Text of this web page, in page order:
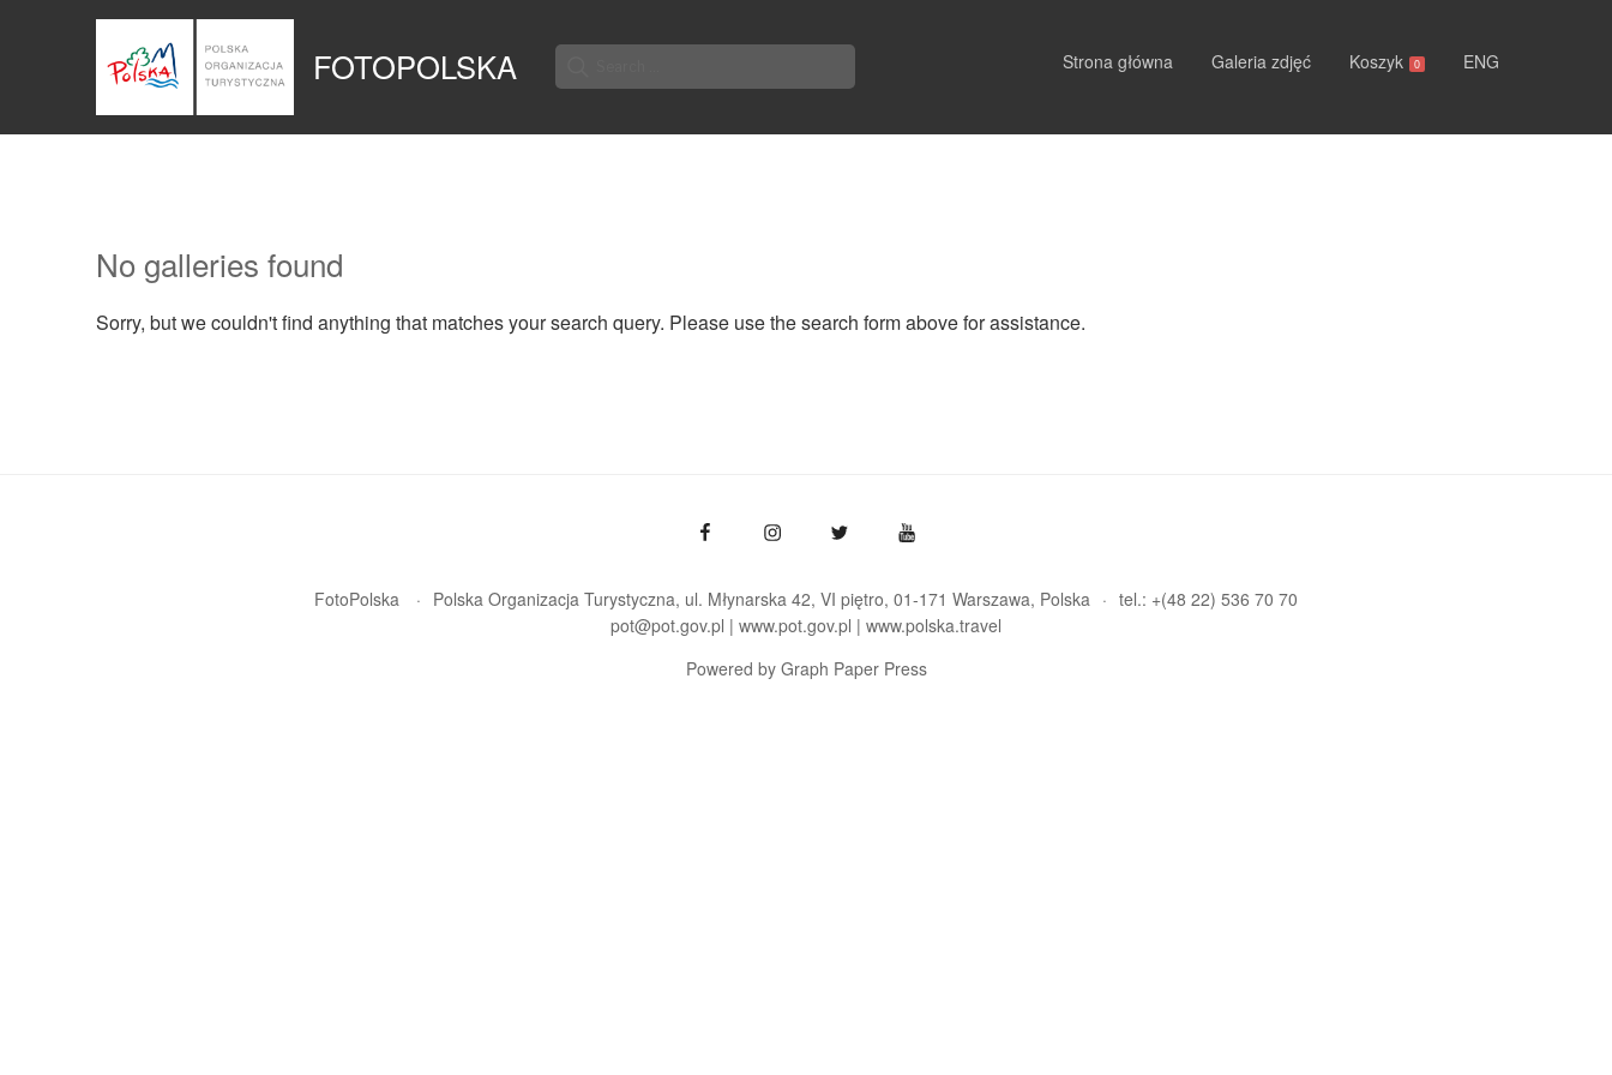
FOTOPOLSKA
Search
for:
Strona główna Galeria zdjęć Koszyk 0 ENG
No galleries found
Sorry, but we couldn't find anything that matches your search query. Please use the search form above for assistance.
FotoPolska Polska Organizacja Turystyczna, ul. Młynarska 42, VI piętro, 01-171 Warszawa Polska
tel.: +(48 22) 536 70 70
pot@pot.gov.pl | www.pot.gov.pl | www.polska.travel
Powered by Graph Paper Press
Panel zarządzania plikami cookies